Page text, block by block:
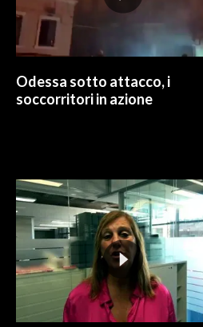
Odessa sotto attacco, i
soccorritori in azione